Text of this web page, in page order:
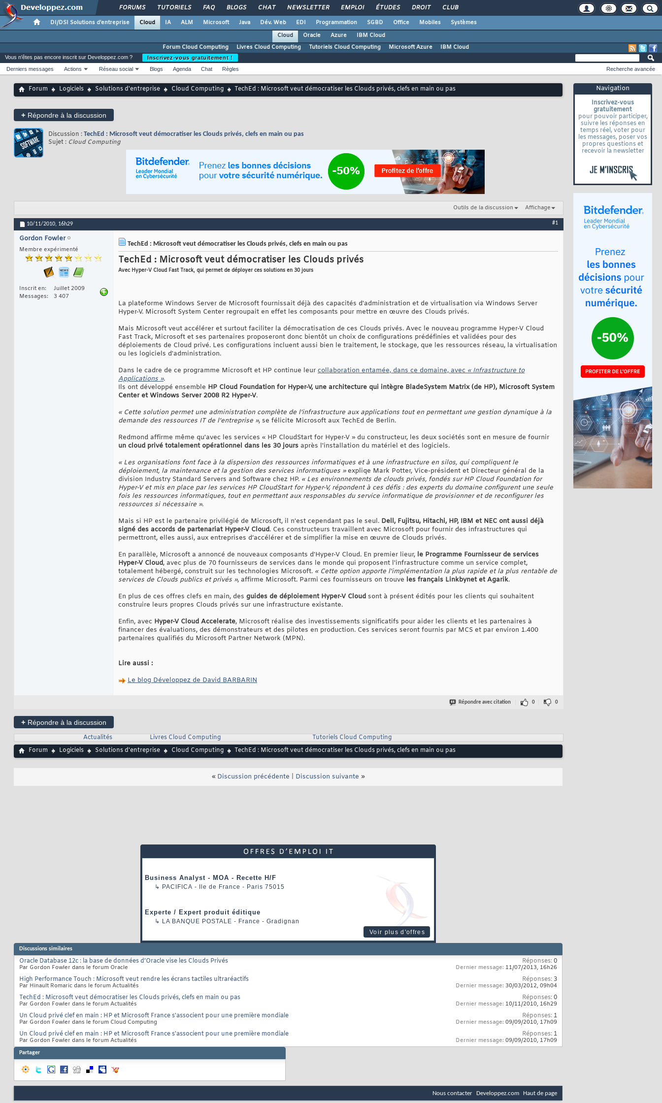
FORUMS TUTORIELS FAQ BLOGS CHAT NEWSLETTER EMPLOI ÉTUDES DROIT CLUB
DI/DSI Solutions d'entreprise Cloud IA ALM Microsoft Java Dév. Web EDI Programmation SGBD Office Mobiles
Systèmes
Cloud
Oracle Azure
IBM Cloud
Forum Cloud Computing
Livres Cloud Computing Tutoriels Cloud Computing Microsoft Azure IBM Cloud
Navigation
Inscrivez-vous
gratuitement
pour pouvoir participer,
suivre les réponses en
temps réel, voter pour
les messages, poser vos
propres questions et
recevoir la newsletter
Vous n'êtes pas encore inscrit sur Developpez.com ?
Inscrivez-vous gratuitement !
Derniers messages
Actions Réseau social Blogs Agenda Chat Règles Recherche avancée
Forum Logiciels Solutions d'entreprise Cloud Computing TechEd : Microsoft veut démocratiser les Clouds privés, clefs en main ou pas
+ Répondre à la discussion
Discussion : TechEd : Microsoft veut démocratiser les Clouds privés, clefs en main ou pas
Sujet : Cloud Computing
Outils de la discussion Affichage
10/11/2010, 16h29 #1
Gordon Fowler
Membre expérimenté
Inscrit en
Juillet 2009
Messages
3 407
TechEd : Microsoft veut démocratiser les Clouds privés, clefs en main ou pas
TechEd : Microsoft veut démocratiser les Clouds privés
Avec Hyper-V Cloud Fast Track, qui permet de déployer ces solutions en 30 jours
La plateforme Windows Server de Microsoft fournissait déjà des capacités d'administration et de virtualisation via Windows Server
Hyper-V. Microsoft System Center regroupait en effet les composants pour mettre en œuvre des Clouds privés.
Mais Microsoft veut accélérer et surtout faciliter la démocratisation de ces Clouds privés. Avec le nouveau programme Hyper-V Cloud
Fast Track, Microsoft et ses partenaires proposeront donc bientôt un choix de configurations prédéfinies et validées pour des
déploiements de Cloud privé. Les configurations incluent aussi bien le traitement, le stockage, que les ressources réseau, la virtualisation
ou les logiciels d'administration.
Dans le cadre de ce programme Microsoft et HP continue leur collaboration entamée, dans ce domaine, avec « Infrastructure to
Applications ».
Ils ont développé ensemble HP Cloud Foundation for Hyper-V, une architecture qui intègre BladeSystem Matrix (de HP), Microsoft System
Center et Windows Server 2008 R2 Hyper-V.
« Cette solution permet une administration complète de l’infrastructure aux applications tout en permettant une gestion dynamique à la
demande des ressources IT de l’entreprise », se félicite Microsoft aux TechEd de Berlin.
Redmond affirme même qu'avec les services « HP CloudStart for Hyper-V » du constructeur, les deux sociétés sont en mesure de fournir
un cloud privé totalement opérationnel dans les 30 jours après l'installation du matériel et des logiciels.
« Les organisations font face à la dispersion des ressources informatiques et à une infrastructure en silos, qui compliquent le
déploiement, la maintenance et la gestion des services informatiques »expliqe Mark Potter, Vice-président et Directeur général de la
division Industry Standard Servers and Software chez HP. « Les environnements de clouds privés, fondés sur HP Cloud Foundation for
Hyper-V et mis en place par les services HP CloudStart for Hyper-V, répondent à ces défis : des experts du domaine configurent une seule
fois les ressources informatiques, tout en permettant aux responsables du service informatique de provisionner et de reconfigurer les
ressources si nécessaire ».
Mais si HP est le partenaire privilégié de Microsoft, il n'est cependant pas le seul. Dell, Fujitsu, Hitachi, HP, IBM et NEC ont aussi déjà
signé des accords de partenariat Hyper-V Cloud. Ces constructeurs travaillent avec Microsoft pour fournir des infrastructures qui
permettront, elles aussi, aux entreprises d’accélérer et de simplifier la mise en œuvre de Clouds privés.
En parallèle, Microsoft a annoncé de nouveaux composants d'Hyper-V Cloud. En premier lieur, le Programme Fournisseur de services
Hyper-V Cloud, avec plus de 70 fournisseurs de services dans le monde qui proposent l'infrastructure comme un service complet,
totalement hébergé, construit sur les technologies Microsoft. « Cette option apporte l'implémentation la plus rapide et la plus rentable de
services de Clouds publics et privés », affirme Microsoft. Parmi ces fournisseurs on trouve les français Linkbynet et Agarik.
En plus de ces offres clefs en main, des guides de déploiement Hyper-V Cloud sont à présent édités pour les clients qui souhaitent
construire leurs propres Clouds privés sur une infrastructure existante.
Enfin, avec Hyper-V Cloud Accelerate, Microsoft réalise des investissements significatifs pour aider les clients et les partenaires à
financer des évaluations, des démonstrateurs et des pilotes en production. Ces services seront fournis par MCS et par environ 1.400
partenaires qualifiés du Microsoft Partner Network (MPN).
Lire aussi :
Le blog Développez de David BARBARIN
Répondre avec citation 0 0
+ Répondre à la discussion
Actualités
Livres Cloud Computing
Tutoriels Cloud Computing
Forum
Logiciels Solutions d'entreprise Cloud Computing TechEd : Microsoft veut démocratiser les Clouds privés, clefs en main ou pas
« Discussion précédente Discussion suivante »
Business Analyst - MOA - Recette H/F
↳ PACIFICA - Ile de France - Paris 75015
Experte / Expert produit éditique
↳ LA BANQUE POSTALE - France - Gradignan
Voir plus d'offres
Discussions similaires
Oracle Database 12c : la base de données d’Oracle vise les Clouds Privés
Par Gordon Fowler dans le forum Oracle
Réponses:0
Dernier message: 11/07/2013, 16h26
High Performance Touch : Microsoft veut rendre les écrans tactiles ultraréactifs
Par Hinault Romaric dans le forum Actualités
Réponses: 3
Dernier message: 30/03/2012, 09h04
TechEd : Microsoft veut démocratiser les Clouds privés, clefs en main ou pas
Par Gordon Fowler dans le forum Actualités
Réponses:0
Dernier message: 10/11/2010, 16h29
Un Cloud privé clef en main : HP et Microsoft France s'associent pour une première mondiale
Par Gordon Fowler dans le forum Cloud Computing
Réponses: 1
Dernier message: 09/09/2010, 17h09
Un Cloud privé clef en main : HP et Microsoft France s'associent pour une première mondiale
Par Gordon Fowler dans le forum Actualités
Réponses: 1
Dernier message: 09/09/2010, 17h09
Partager
Nous contacter Developpez.com Haut de page